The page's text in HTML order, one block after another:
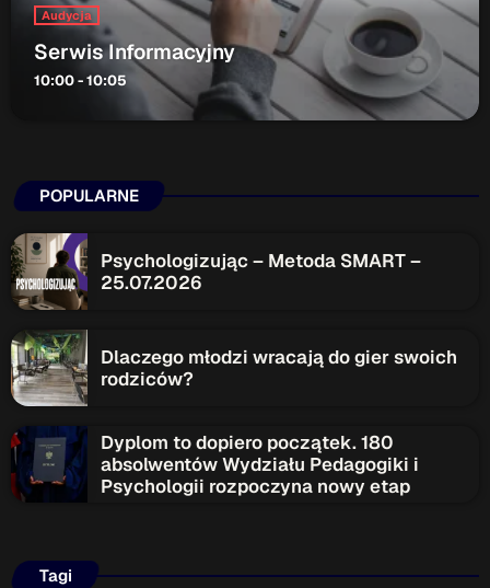
Audycja
Serwis Informacyjny
10:00 - 10:05
POPULARNE
Psychologizując – Metoda SMART –
25.07.2026
Dlaczego młodzi wracają do gier swoich
rodziców?
Dyplom to dopiero początek. 180
absolwentów Wydziału Pedagogiki i
Psychologii rozpoczyna nowy etap
Tagi